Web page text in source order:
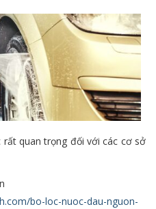
quan trọng đối với các cơ sở
bo-loc-nuoc-dau-nguon-